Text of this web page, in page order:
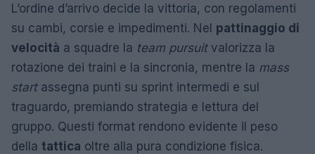
L’ordine d’arrivo decide la vittoria, con regolamenti
su cambi, corsie e impedimenti. Nel pattinaggio di
velocità a squadre la team pursuitvalorizza la
rotazione dei traini e la sincronia, mentre la mass
startassegna punti su sprint intermedi e sul
traguardo, premiando strategia e lettura del
gruppo. Questi format rendono evidente il peso
della tattica oltre alla pura condizione fisica.